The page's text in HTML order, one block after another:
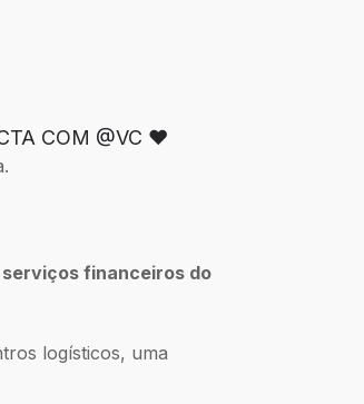
COM @VC ❤️
financeiros do
logísticos, uma